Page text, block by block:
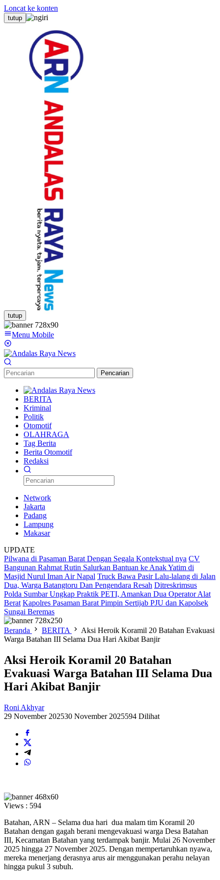
Loncat ke konten
tutup
tutup
Menu Mobile
Pencarian
BERITA
Kriminal
Politik
Otomotif
OLAHRAGA
Tag Berita
Berita Otomotif
Redaksi
Network
Jakarta
Padang
Lampung
Makasar
UPDATE
Pilwana di Pasaman Barat Dengan Segala Kontekstual nya CV
Bangunan Rahmat Rutin Salurkan Bantuan ke Anak Yatim di
Masjid Nurul Iman Air Napal Truck Bawa Pasir Lalu-lalang di Jalan
Dua, Warga Batangtoru Dan Pengendara Resah Ditreskrimsus
Polda Sumbar Ungkap Praktik PETI, Amankan Dua Operator Alat
Berat Kapolres Pasaman Barat Pimpin Sertijab PJU dan Kapolsek
Sungai Beremas
Beranda BERITA
Aksi Heroik Koramil 20 Batahan Evakuasi
Warga Batahan III Selama Dua Hari Akibat Banjir
Aksi Heroik Koramil 20 Batahan
Evakuasi Warga Batahan III Selama Dua
Hari Akibat Banjir
Roni Akhyar
29 November 202530 November 2025594 Dilihat
Views : 594
Batahan, ARN – Selama dua hari dua malam tim Koramil 20
Batahan dengan gagah berani mengevakuasi warga Desa Batahan
III, Kecamatan Batahan yang terdampak banjir. Mulai 26 November
2025 hingga 27 November 2025. Dengan mempertaruhkan nyawa,
mereka menerjang derasnya arus air menggunakan perahu nelayan
hingga pukul 3 subuh.